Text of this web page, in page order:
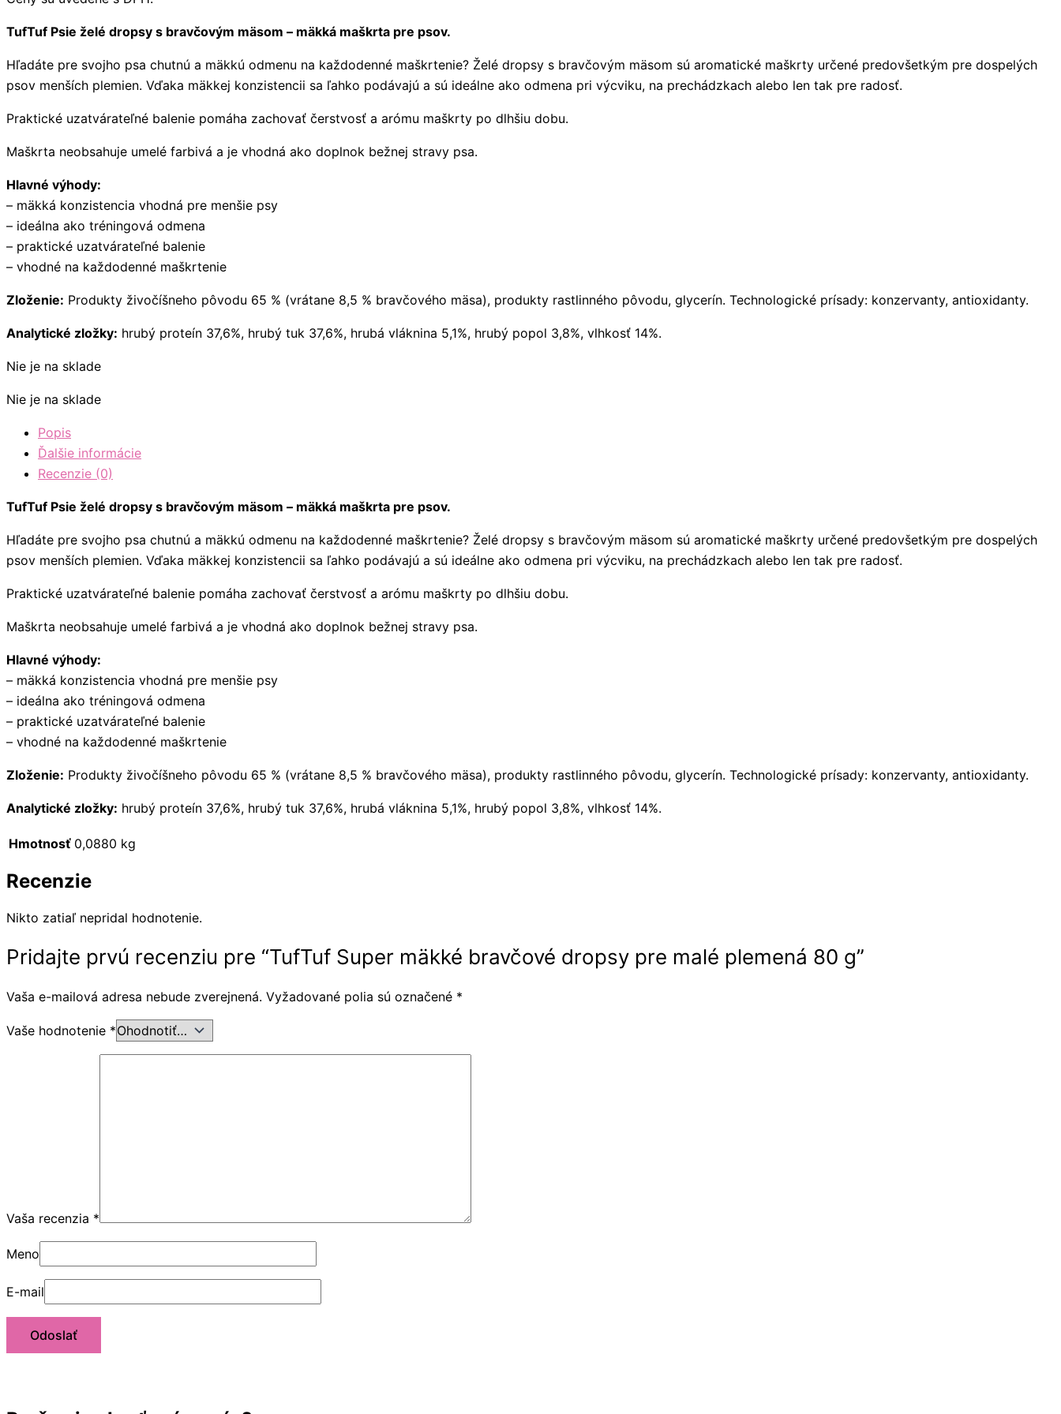
TufTuf Psie želé dropsy s bravčovým mäsom – mäkká maškrta pre psov.
Hľadáte pre svojho psa chutnú a mäkkú odmenu na každodenné maškrtenie? Želé dropsy s bravčovým mäsom sú aromatické maškrty určené predovšetkým pre dospelých
psov menších plemien. Vďaka mäkkej konzistencii sa ľahko podávajú a sú ideálne ako odmena pri výcviku, na prechádzkach alebo len tak pre radosť.
Praktické uzatvárateľné balenie pomáha zachovať čerstvosť a arómu maškrty po dlhšiu dobu.
Maškrta neobsahuje umelé farbivá a je vhodná ako doplnok bežnej stravy psa.
Hlavné výhody:
– mäkká konzistencia vhodná pre menšie psy
– ideálna ako tréningová odmena
– praktické uzatvárateľné balenie
– vhodné na každodenné maškrtenie
Zloženie: Produkty živočíšneho pôvodu 65 % (vrátane 8,5 % bravčového mäsa), produkty rastlinného pôvodu, glycerín. Technologické prísady: konzervanty, antioxidanty.
Analytické zložky: hrubý proteín 37,6%, hrubý tuk 37,6%, hrubá vláknina 5,1%, hrubý popol 3,8%, vlhkosť 14%.
Nie je na sklade
Nie je na sklade
Popis
Ďalšie informácie
Recenzie (0)
TufTuf Psie želé dropsy s bravčovým mäsom – mäkká maškrta pre psov.
Hľadáte pre svojho psa chutnú a mäkkú odmenu na každodenné maškrtenie? Želé dropsy s bravčovým mäsom sú aromatické maškrty určené predovšetkým pre dospelých
psov menších plemien. Vďaka mäkkej konzistencii sa ľahko podávajú a sú ideálne ako odmena pri výcviku, na prechádzkach alebo len tak pre radosť.
Praktické uzatvárateľné balenie pomáha zachovať čerstvosť a arómu maškrty po dlhšiu dobu.
Maškrta neobsahuje umelé farbivá a je vhodná ako doplnok bežnej stravy psa.
Hlavné výhody:
– mäkká konzistencia vhodná pre menšie psy
– ideálna ako tréningová odmena
– praktické uzatvárateľné balenie
– vhodné na každodenné maškrtenie
Zloženie: Produkty živočíšneho pôvodu 65 % (vrátane 8,5 % bravčového mäsa), produkty rastlinného pôvodu, glycerín. Technologické prísady: konzervanty, antioxidanty.
Analytické zložky: hrubý proteín 37,6%, hrubý tuk 37,6%, hrubá vláknina 5,1%, hrubý popol 3,8%, vlhkosť 14%.
Hmotnosť 0,0880 kg
Recenzie
Nikto zatiaľ nepridal hodnotenie.
Pridajte prvú recenziu pre “TufTuf Super mäkké bravčové dropsy pre malé plemená 80 g”
Vaša e-mailová adresa nebude zverejnená. Vyžadované polia sú označené *
Vaše hodnotenie *
Vaša recenzia *
Meno
E-mail